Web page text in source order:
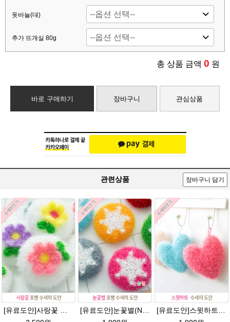
돗바늘(대)
추가 뜨개실 80g
총 상품 금액 0 원
바로 구매하기 장바구니 관심상품
관련상품 장바구니 담기
[유료도안]사랑꽃 수세미뜨기 도안(수세미실은 옵션에서 추가구매 가능)/사랑꽃수세미/별호빵수세미처럼 예쁜수세미뜨기/수세미실/웰빙수세미실/고급수세미실/꽃수세미/봄꽃향기수세미
[유료도안]눈꽃별(NO.1) 수세미뜨기 도안(수세미실은 옵션에서 추가구매 가능)/별호빵수세미처럼 예쁜수세미뜨기/반짝이 수세미실/웰빙수세미실/고급수세미실/눈꽃 반짝이수세미 눈꽃수세미
[유료도안]스윗하트 수세미뜨기 도안(수세미실은 옵션에서 추가구매 가능)예쁜수세미뜨기/빤짝이 수세미실/웰빙수세미실/고급수세미실/하트뜨기 반짝이수세미 하트수세미